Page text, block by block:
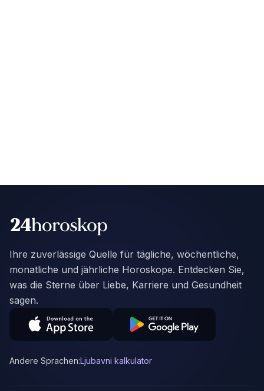
Ihre zuverlässige Quelle für tägliche, wöchentliche,
monatliche und jährliche Horoskope. Entdecken Sie,
was die Sterne über Liebe, Karriere und Gesundheit
sagen.
Andere Sprachen:Ljubavni kalkulator